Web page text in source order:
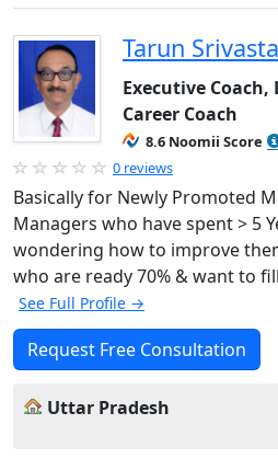
Tarun
Executive Coach,
Career Coach
8.6 Noomii Score
0 reviews
Basically for Newly Promoted
Managers who have spent > 5
wondering how to improve
who are ready 70% & want to
See Full Profile →
Request Free Consultation
Uttar Pradesh